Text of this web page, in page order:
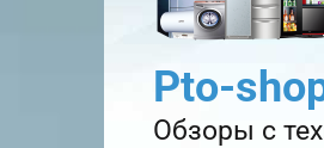
Pto-
Обзоры с